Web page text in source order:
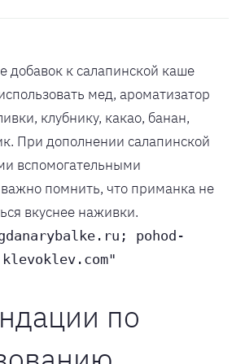
добавок к салапинской каше
мед, ароматизатор
клубнику, какао, банан,
При дополнении салапинской
вспомогательными
помнить, что приманка не
вкуснее наживки.
pohod-
по